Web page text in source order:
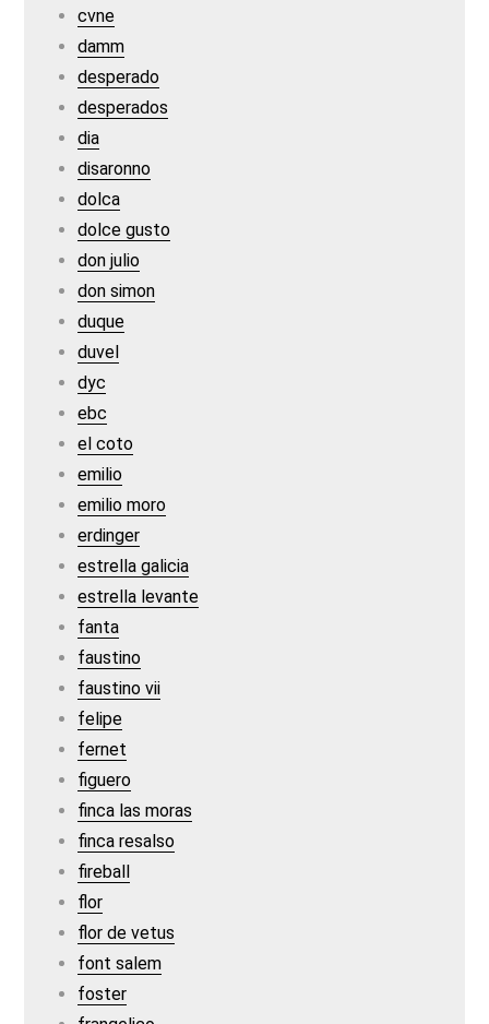
cvne
damm
desperado
desperados
dia
disaronno
dolca
dolce gusto
don julio
don simon
duque
duvel
dyc
ebc
el coto
emilio
emilio moro
erdinger
estrella galicia
estrella levante
fanta
faustino
faustino vii
felipe
fernet
figuero
finca las moras
finca resalso
fireball
flor
flor de vetus
font salem
foster